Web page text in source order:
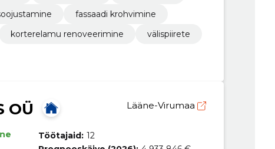
fassaadi krohvimine
korterelamu renoveerimine
välispiirete
OÜ Lääne-Virumaa
Töötajaid: 12